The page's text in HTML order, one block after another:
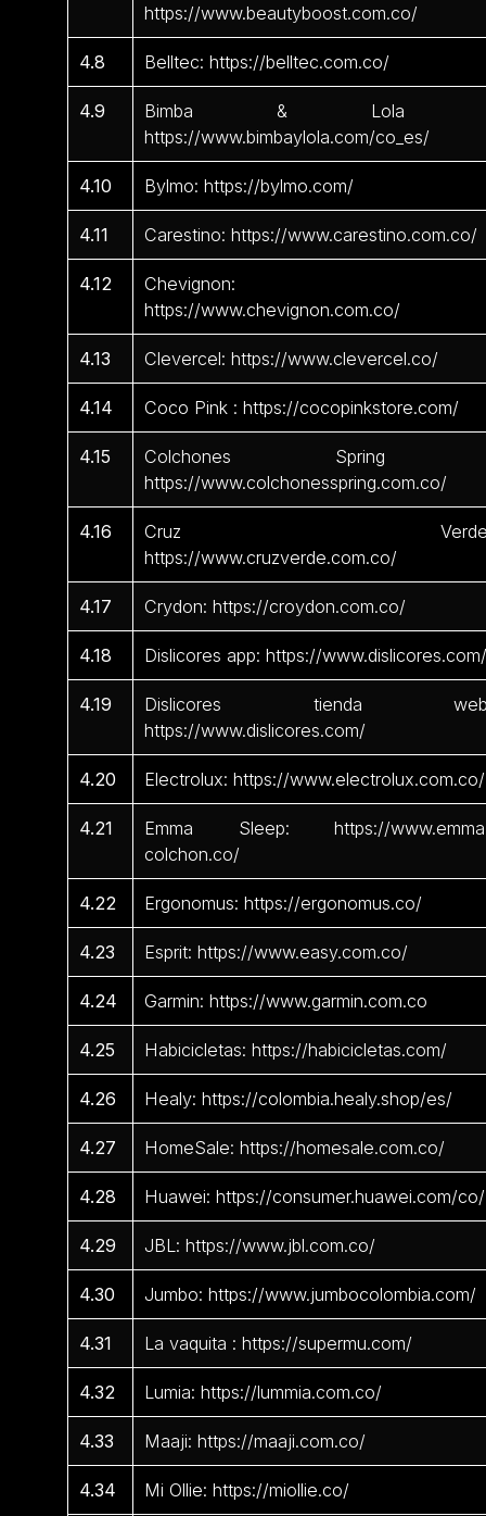
https://www.beautyboost.com.co/
4.8 Belltec: https://belltec.com.co/
4.9
Bimba & Lola
https://www.bimbaylola.com/co_es/
4.10 Bylmo: https://bylmo.com/
4.11 Carestino: https://www.carestino.com.co/
4.12
Chevignon:
https://www.chevignon.com.co/
4.13 Clevercel: https://www.clevercel.co/
4.14 Coco Pink : https://cocopinkstore.com/
4.15
Colchones Spring
https://www.colchonesspring.com.co/
4.16
Cruz
https://www.cruzverde.com.co/
4.17 Crydon: https://croydon.com.co/
4.18 Dislicores app: https://
4.19
Dislicores tienda
https://www.dislicores.com/
4.20 Electrolux: https://www.electrolux.com.co/
4.21
Emma Sleep: https://
colchon.co/
4.22 Ergonomus: https://ergonomus.co/
4.23 Esprit: https://www.easy.com.co/
4.24 Garmin: https://www.garmin.com.co
4.25 Habicicletas: https://habicicletas.com/
4.26 Healy: https://colombia.healy.shop/es/
4.27 HomeSale: https://homesale.com.co/
4.28 Huawei: https://consumer.huawei.com/co/
4.29 JBL: https://www.jbl.com.co/
4.30 Jumbo: https://www.jumbocolombia.com/
4.31 La vaquita : https://supermu.com/
4.32 Lumia: https://lummia.com.co/
4.33 Maaji: https://maaji.com.co/
4.34 Mi Ollie: https://miollie.co/